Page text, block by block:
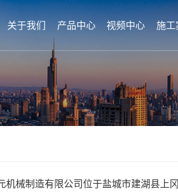
关于我们 产品中心 视频中心 施工
机械制造有限公司位于盐城市建湖县上